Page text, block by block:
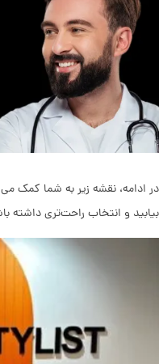
در ادامه، نقشه زیر به شما کمک
بیابید و انتخاب راحت‌تری داشته